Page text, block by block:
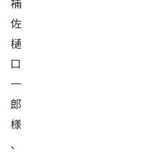
佐
樋
口
一
郎
様
、